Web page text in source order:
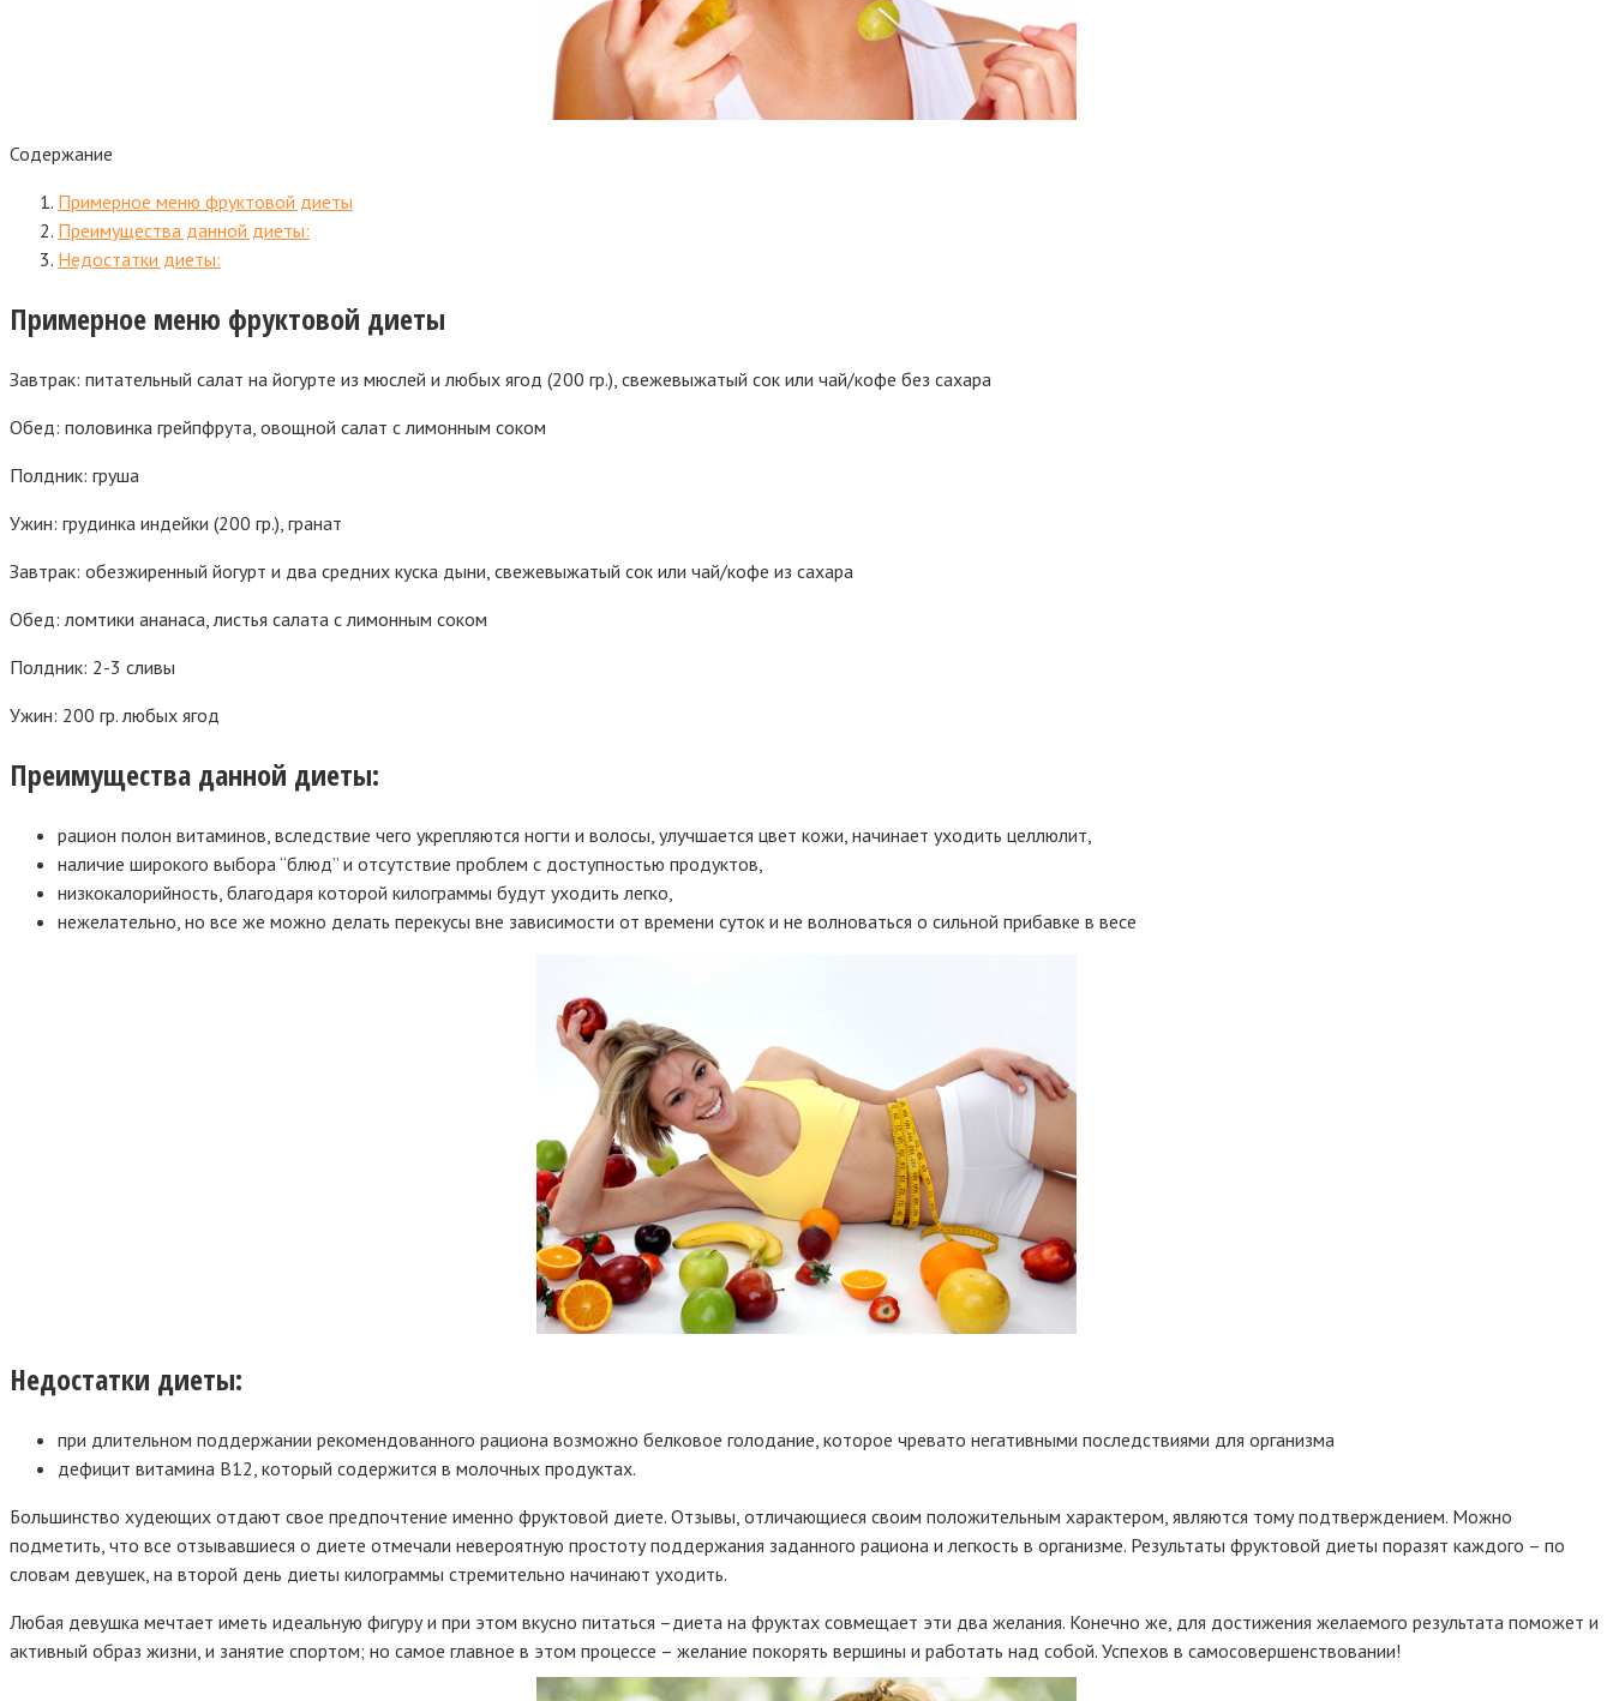
Содержание
Примерное меню фруктовой диеты
Преимущества данной диеты:
Недостатки диеты:
Примерное меню фруктовой диеты
Завтрак: питательный салат на йогурте из мюслей и любых ягод (200 гр.), свежевыжатый сок или чай/кофе без сахара
Обед: половинка грейпфрута, овощной салат с лимонным соком
Полдник: груша
Ужин: грудинка индейки (200 гр.), гранат
Завтрак: обезжиренный йогурт и два средних куска дыни, свежевыжатый сок или чай/кофе из сахара
Обед: ломтики ананаса, листья салата с лимонным соком
Полдник: 2-3 сливы
Ужин: 200 гр. любых ягод
Преимущества данной диеты:
рацион полон витаминов, вследствие чего укрепляются ногти и волосы, улучшается цвет кожи, начинает уходить целлюлит,
наличие широкого выбора “блюд” и отсутствие проблем с доступностью продуктов,
низкокалорийность, благодаря которой килограммы будут уходить легко,
нежелательно, но все же можно делать перекусы вне зависимости от времени суток и не волноваться о сильной прибавке в весе
Недостатки диеты:
при длительном поддержании рекомендованного рациона возможно белковое голодание, которое чревато негативными последствиями для организма
дефицит витамина В12, который содержится в молочных продуктах.
Большинство худеющих отдают свое предпочтение именно фруктовой диете. Отзывы, отличающиеся своим положительным характером, являются тому подтверждением. Можно
подметить, что все отзывавшиеся о диете отмечали невероятную простоту поддержания заданного рациона и легкость в организме. Результаты фруктовой диеты поразят каждого – по
словам девушек, на второй день диеты килограммы стремительно начинают уходить.
Любая девушка мечтает иметь идеальную фигуру и при этом вкусно питаться –диета на фруктах совмещает эти два желания. Конечно же, для достижения желаемого результата поможет и
активный образ жизни, и занятие спортом; но самое главное в этом процессе – желание покорять вершины и работать над собой. Успехов в самосовершенствовании!